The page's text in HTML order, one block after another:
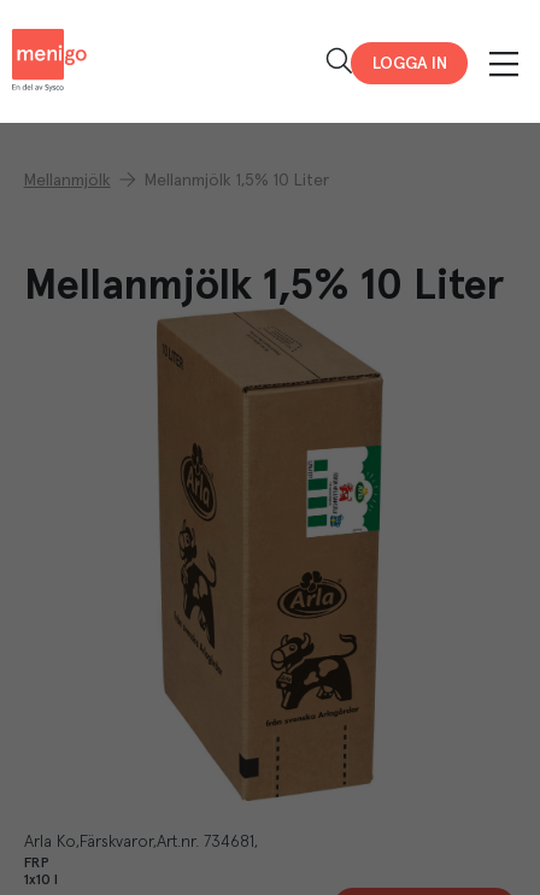
LOGGA IN
Mellanmjölk Mellanmjölk 1,5% 10 Liter
Mellanmjölk 1,5% 10 Liter
Arla Ko Färskvaror Art.nr. 734681
FRP
1x10 l